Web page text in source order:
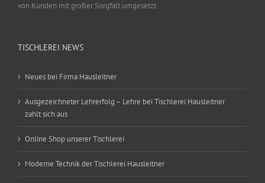
von Kunden mit großer Sorgfalt umgesetzt.
TISCHLEREI NEWS
Neues bei Firma Hausleitner
Ausgezeichneter Lehrerfolg – Lehre bei Tischlerei Hausleitner
zahlt sich aus
Online Shop unserer Tischlerei
Moderne Technik der Tischlerei Hausleitner